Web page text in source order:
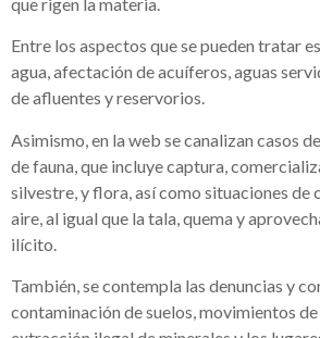
Entre los aspectos que se pueden tratar
agua, afectación de acuíferos, aguas
de afluentes y reservorios.
Asimismo, en la web se canalizan casos
de fauna, que incluye captura,
silvestre, y flora, así como situaciones de
aire, al igual que la tala, quema y
ilícito.
También, se contempla las denuncias y
contaminación de suelos, movimientos